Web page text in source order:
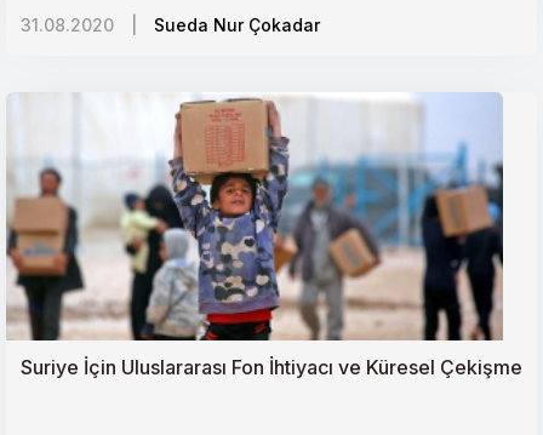
31.08.2020 Sueda Nur Çokadar
Suriye İçin Uluslararası Fon İhtiyacı ve Küresel Çekişme